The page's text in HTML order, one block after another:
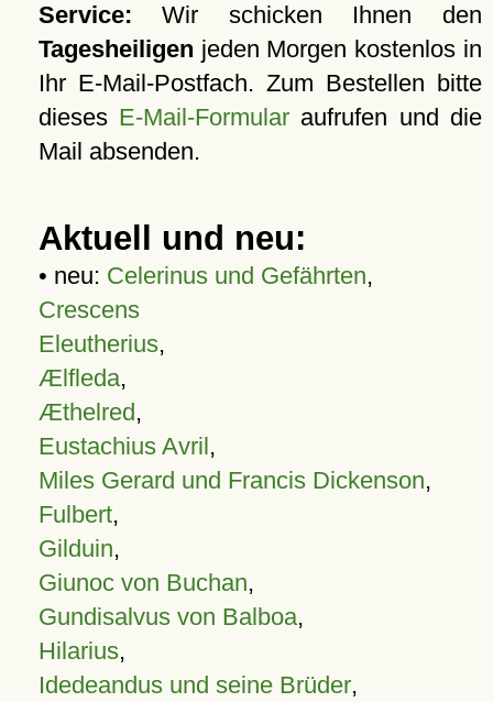
Service: Wir schicken Ihnen den
Tagesheiligen jeden Morgen kostenlos in
Ihr E-Mail-Postfach. Zum Bestellen bitte
dieses E-Mail-Formular aufrufen und die
Mail absenden.
Aktuell und neu:
• neu: Celerinus und Gefährten,
Crescens
Eleutherius,
Ælfleda,
Æthelred,
Eustachius Avril,
Miles Gerard und Francis Dickenson,
Fulbert,
Gilduin,
Giunoc von Buchan,
Gundisalvus von Balboa,
Hilarius,
Idedeandus und seine Brüder,